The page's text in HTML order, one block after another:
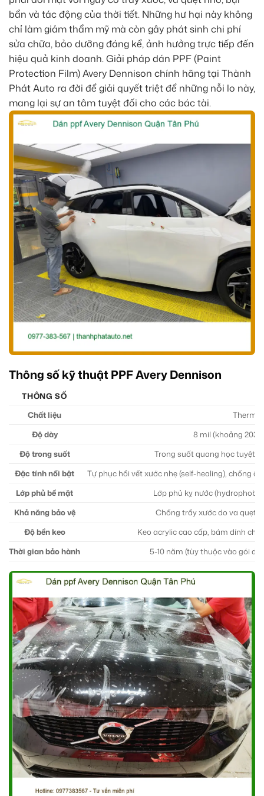
bẩn và tác động của thời tiết. Những hư hại này không
chỉ làm giảm thẩm mỹ mà còn gây phát sinh chi phí
sửa chữa, bảo dưỡng đáng kể, ảnh hưởng trực tiếp đến
hiệu quả kinh doanh. Giải pháp dán PPF (Paint
Protection Film) Avery Dennison chính hãng tại Thành
Phát Auto ra đời để giải quyết triệt để những nỗi lo này,
mang lại sự an tâm tuyệt đối cho các bác tài.
Thông số kỹ thuật PPF Avery Dennison
THÔNG SỐ
Chất liệu
Độ dày
8 mil (khoảng 203
Độ trong suốt
Trong suốt quang học tuyệt
Đặc tính nổi bật
Tự phục hồi vết xước nhẹ (self-healing), chống
Lớp phủ bề mặt
Lớp phủ kỵ nước
Khả năng bảo vệ
Chống trầy xước do va quẹt
Độ bền keo
Keo acrylic cao cấp, bám dính
Thời gian bảo hành
5-10 năm (tùy thuộc vào gói